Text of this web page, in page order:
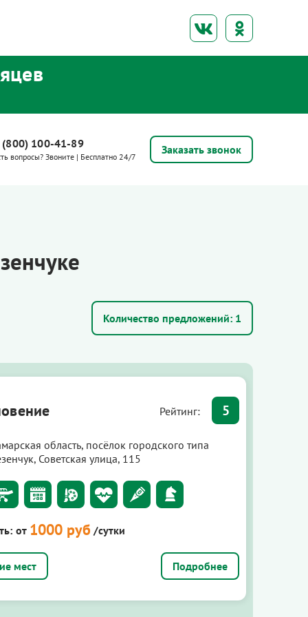
(800) 100-41-89
вопросы? Звоните | Бесплатно 24/7
Заказать звонок
Количество предложений: 1
Рейтинг: 5
область, посёлок городского типа
Советская улица, 115
от 1000 руб /сутки
Подробнее